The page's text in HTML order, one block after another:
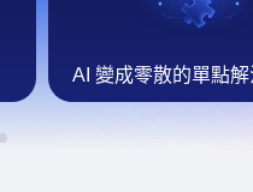
AI 變成零散的單點